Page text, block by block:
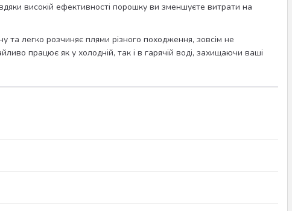
високій ефективності порошку ви зменшуєте витрати на
та легко розчиняє плями різного походження, зовсім не
працює як у холодній, так і в гарячій воді, захищаючи ваші